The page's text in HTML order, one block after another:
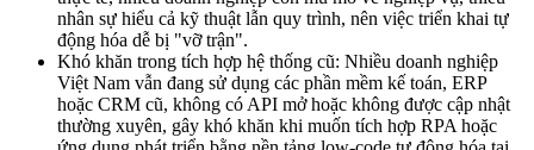
nhân sự hiểu cả kỹ thuật lẫn quy trình, nên việc triển khai tự
động hóa dễ bị "vỡ trận".
Khó khăn trong tích hợp hệ thống cũ: Nhiều doanh nghiệp
Việt Nam vẫn đang sử dụng các phần mềm kế toán, ERP
hoặc CRM cũ, không có API mở hoặc không được cập nhật
thường xuyên, gây khó khăn khi muốn tích hợp RPA hoặc